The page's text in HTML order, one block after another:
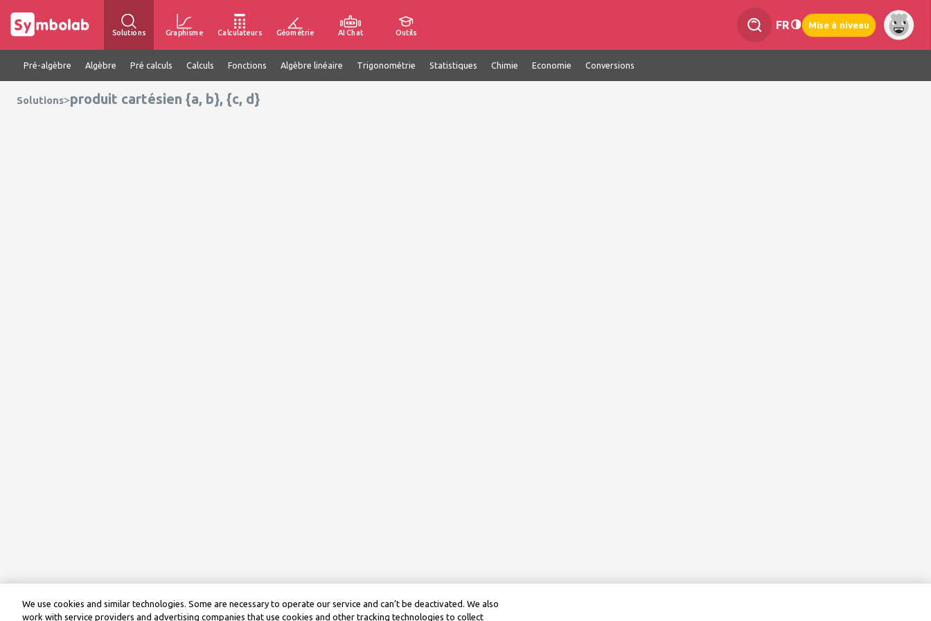
Solutions Graphisme Calculateurs Géométrie AI Chat Outils
FR Mise à niveau
Pré-algèbre Algèbre Pré calculs Calculs Fonctions Algèbre linéaire Trigonométrie Statistiques Chimie Economie Conversions
Solutions>produit cartésien {a, b}, {c, d}
We use cookies and similar technologies. Some are necessary to operate our service and can’t be deactivated. We also
work with service providers and advertising companies that use cookies and other tracking technologies to collect